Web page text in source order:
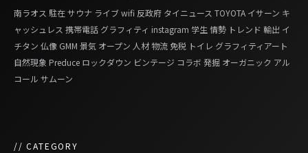
南ラオス 駐在サウナ ライブwifi 反政府 タイニュース TOYOTA イサーン キ
ャッシュレス 携帯電話 グラフィティ instagram 学生情勢 トレンド 輸出 イ
チタン 仏像 GMM 景気 オープン 人材 物流 免税 トイレ グラフィティアート
自然現象 Preduce ロックダウン ビンテージ コラボ 発掘 オーガニック アル
コール サムーン
// CATEGORY